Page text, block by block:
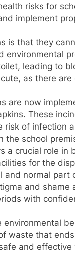
risks for
implement
is that they
environmental
leading to
as there
are now
These
risk of infection
the school
a crucial role in
for the
and normal part
and shame
with
environmental
waste that
and